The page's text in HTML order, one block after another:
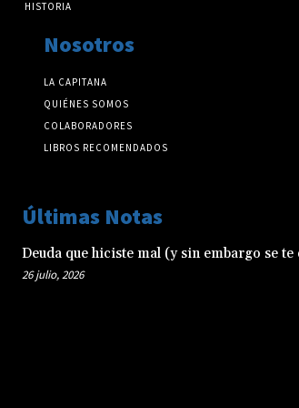
HISTORIA
Nosotros
LA CAPITANA
QUIÉNES SOMOS
COLABORADORES
LIBROS RECOMENDADOS
Últimas Notas
Deuda que hiciste mal (y sin embargo se
26 julio, 2026